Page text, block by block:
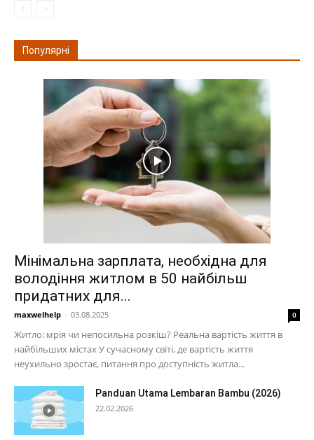
Популярні
Мінімальна зарплата, необхідна для
володіння житлом в 50 найбільш
придатних для...
maxwelhelp - 03.08.2025 0
Житло: мрія чи непосильна розкіш? Реальна вартість життя в
найбільших містах У сучасному світі, де вартість життя
неухильно зростає, питання про доступність житла...
Panduan Utama Lembaran Bambu (2026)
22.02.2026